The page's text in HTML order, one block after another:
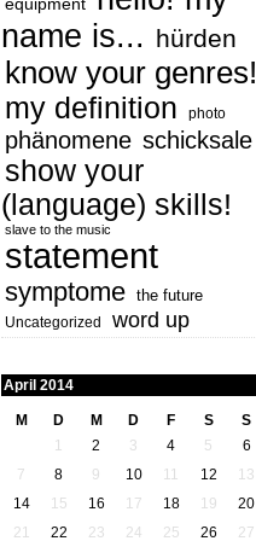
name is... hürden
know your genres!
my definition
photo
phänomene schicksale
show your
(language) skills!
slave to the music
statement
symptome the future
Uncategorized word up
April 2014
M D M D F S
S
1
2 3 4 5
6
7
8 9 10 11 12
13
14
15 16 17 18 19
20
21
22 23 24 25 26 27